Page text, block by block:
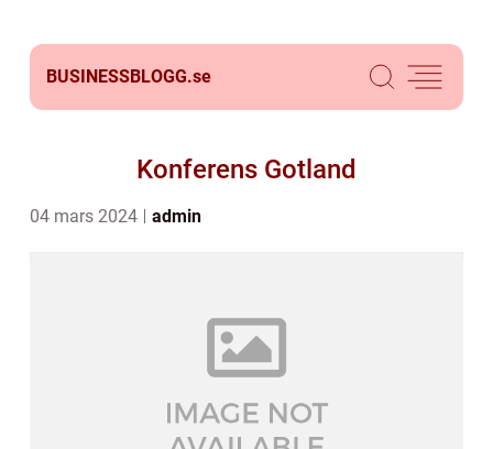
BUSINESSBLOGG.se
Konferens Gotland
04 mars 2024 admin